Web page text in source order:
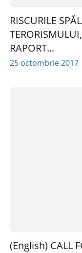
RISCURILE
RAPORT...
25 octombrie 2017
(English) CALL